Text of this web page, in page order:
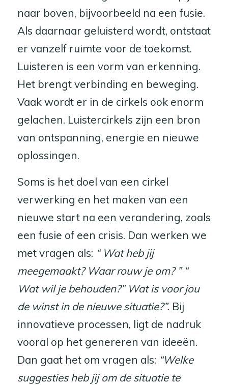
naar boven, bijvoorbeeld na een fusie.
Als daarnaar geluisterd wordt, ontstaat
er vanzelf ruimte voor de toekomst.
Luisteren is een vorm van erkenning.
Het brengt verbinding en beweging.
Vaak wordt er in de cirkels ook enorm
gelachen. Luistercirkels zijn een bron
van ontspanning, energie en nieuwe
oplossingen.
Soms is het doel van een cirkel
verwerking en het maken van een
nieuwe start na een verandering, zoals
een fusie of een crisis. Dan werken we
met vragen als: “ Wat heb jij
meegemaakt? Waar rouw je om? ” “
Wat wil je behouden?” Wat is voor jou
de winst in de nieuwe situatie?”. Bij
innovatieve processen, ligt de nadruk
vooral op het genereren van ideeën.
Dan gaat het om vragen als: “Welke
suggesties heb jij om de situatie te